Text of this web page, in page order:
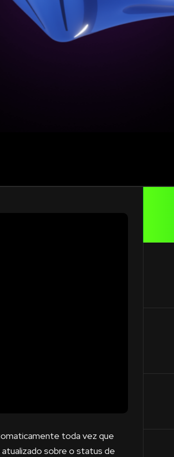
toda vez que
sobre o status de